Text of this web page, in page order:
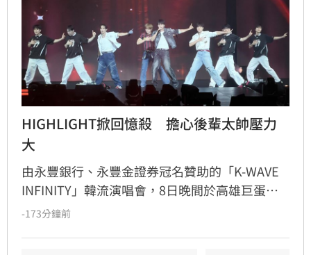
HIGHLIGHT掀回憶殺　擔心後輩太帥壓力
大
由永豐銀行、永豐金證券冠名贊助的「K-WAVE
INFINITY」韓流演唱會，8日晚間於高雄巨蛋熱
力開唱，集結NEWBEAT、FLARE U、CRAVITY、
-173分鐘前